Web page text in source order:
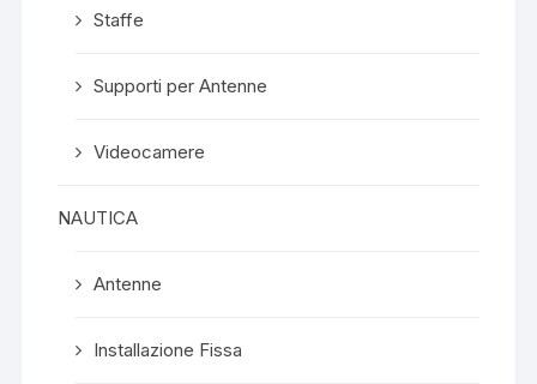
Staffe
Supporti per Antenne
Videocamere
NAUTICA
Antenne
Installazione Fissa